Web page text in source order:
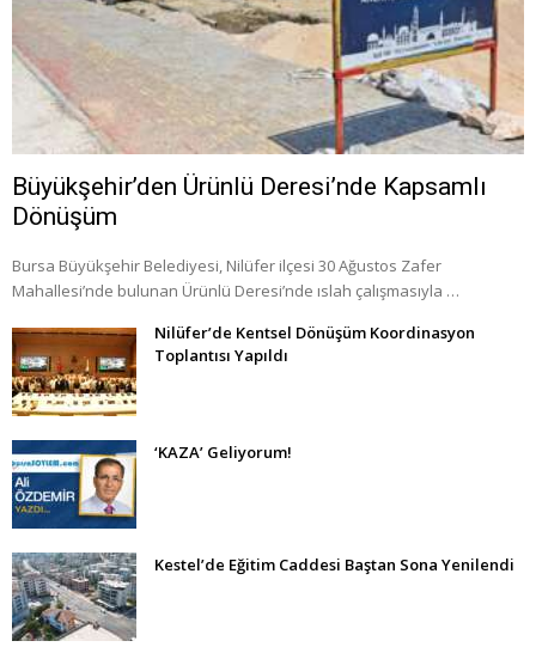
Büyükşehir’den Ürünlü Deresi’nde Kapsamlı
Dönüşüm
Bursa Büyükşehir Belediyesi, Nilüfer ilçesi 30 Ağustos Zafer
Mahallesi’nde bulunan Ürünlü Deresi’nde ıslah çalışmasıyla …
Nilüfer’de Kentsel Dönüşüm Koordinasyon
Toplantısı Yapıldı
‘KAZA’ Geliyorum!
Kestel’de Eğitim Caddesi Baştan Sona Yenilendi